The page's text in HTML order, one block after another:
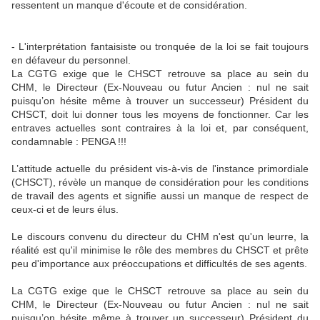
ressentent un manque d'écoute et de considération.
- L'interprétation fantaisiste ou tronquée de la loi se fait toujours
en défaveur du personnel.
La CGTG exige que le CHSCT retrouve sa place au sein du
CHM, le Directeur (Ex-Nouveau ou futur Ancien : nul ne sait
puisqu’on hésite même à trouver un successeur) Président du
CHSCT, doit lui donner tous les moyens de fonctionner. Car les
entraves actuelles sont contraires à la loi et, par conséquent,
condamnable : PENGA !!!
L’attitude actuelle du président vis-à-vis de l'instance primordiale
(CHSCT), révèle un manque de considération pour les conditions
de travail des agents et signifie aussi un manque de respect de
ceux-ci et de leurs élus.
Le discours convenu du directeur du CHM n'est qu'un leurre, la
réalité est qu'il minimise le rôle des membres du CHSCT et prête
peu d'importance aux préoccupations et difficultés de ses agents.
La CGTG exige que le CHSCT retrouve sa place au sein du
CHM, le Directeur (Ex-Nouveau ou futur Ancien : nul ne sait